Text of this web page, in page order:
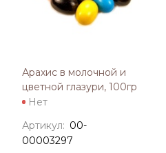
Арахис в молочной и
цветной глазури, 100гр
Нет
Артикул: 00-
00003297